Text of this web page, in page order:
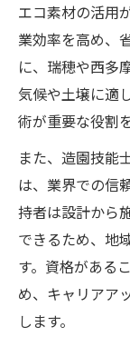
エコ素材の活用
業効率を高め、
に、瑞穂や西多
気候や土壌に適
術が重要な役割
また、造園技能
は、業界での信
持者は設計から
できるため、地
す。資格がある
め、キャリアア
します。